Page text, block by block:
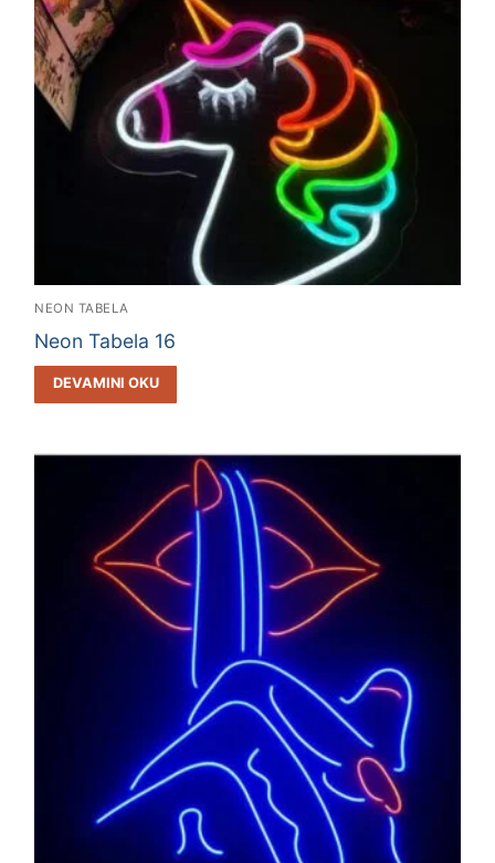
NEON TABELA
Neon Tabela 16
DEVAMINI OKU